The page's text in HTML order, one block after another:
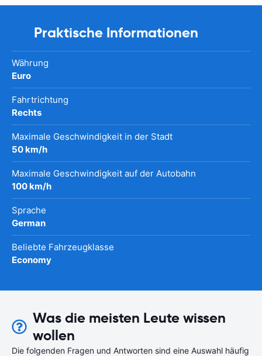
Praktische Informationen
Währung
Euro
Fahrtrichtung
Rechts
Maximale Geschwindigkeit in der Stadt
50 km/h
Maximale Geschwindigkeit auf der Autobahn
100 km/h
Sprache
German
Beliebte Fahrzeugklasse
Economy
Was die meisten Leute wissen
wollen
Die folgenden Fragen und Antworten sind eine Auswahl häufig